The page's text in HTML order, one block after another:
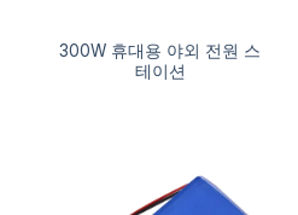
300W 휴대용 야외 전원 스
테이션